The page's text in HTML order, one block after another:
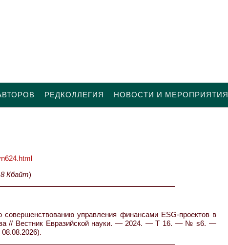
РЕДКОЛЛЕГИЯ НОВОСТИ И МЕРОПРИЯТИЯ
Кбайт)
управления финансами ESG-проектов в
// Вестник Евразийской науки. — 2024. — Т 16. — № s6. —